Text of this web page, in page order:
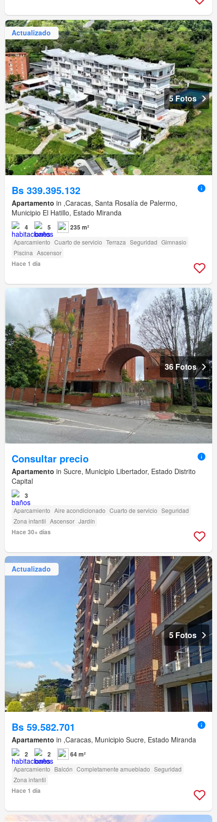
Actualizado
5 Fotos
Bs 339.395.132
Apartamento in ,Caracas, Santa Rosalía de Palermo,
Municipio El Hatillo, Estado Miranda
4 5 235 m²
Aparcamiento Cuarto de servicio Terraza Seguridad Gimnasio
Piscina Ascensor
Hace 1 día
36 Fotos
Consultar precio
Apartamento in Sucre, Municipio Libertador, Estado Distrito
Capital
3
Aparcamiento Aire acondicionado Cuarto de servicio Seguridad
Zona infantil Ascensor Jardín
Hace 30+ días
Actualizado
5 Fotos
Bs 59.582.701
Apartamento in ,Caracas, Municipio Sucre, Estado Miranda
2 2 64 m²
Aparcamiento Balcón Completamente amueblado Seguridad
Zona infantil
Hace 1 día